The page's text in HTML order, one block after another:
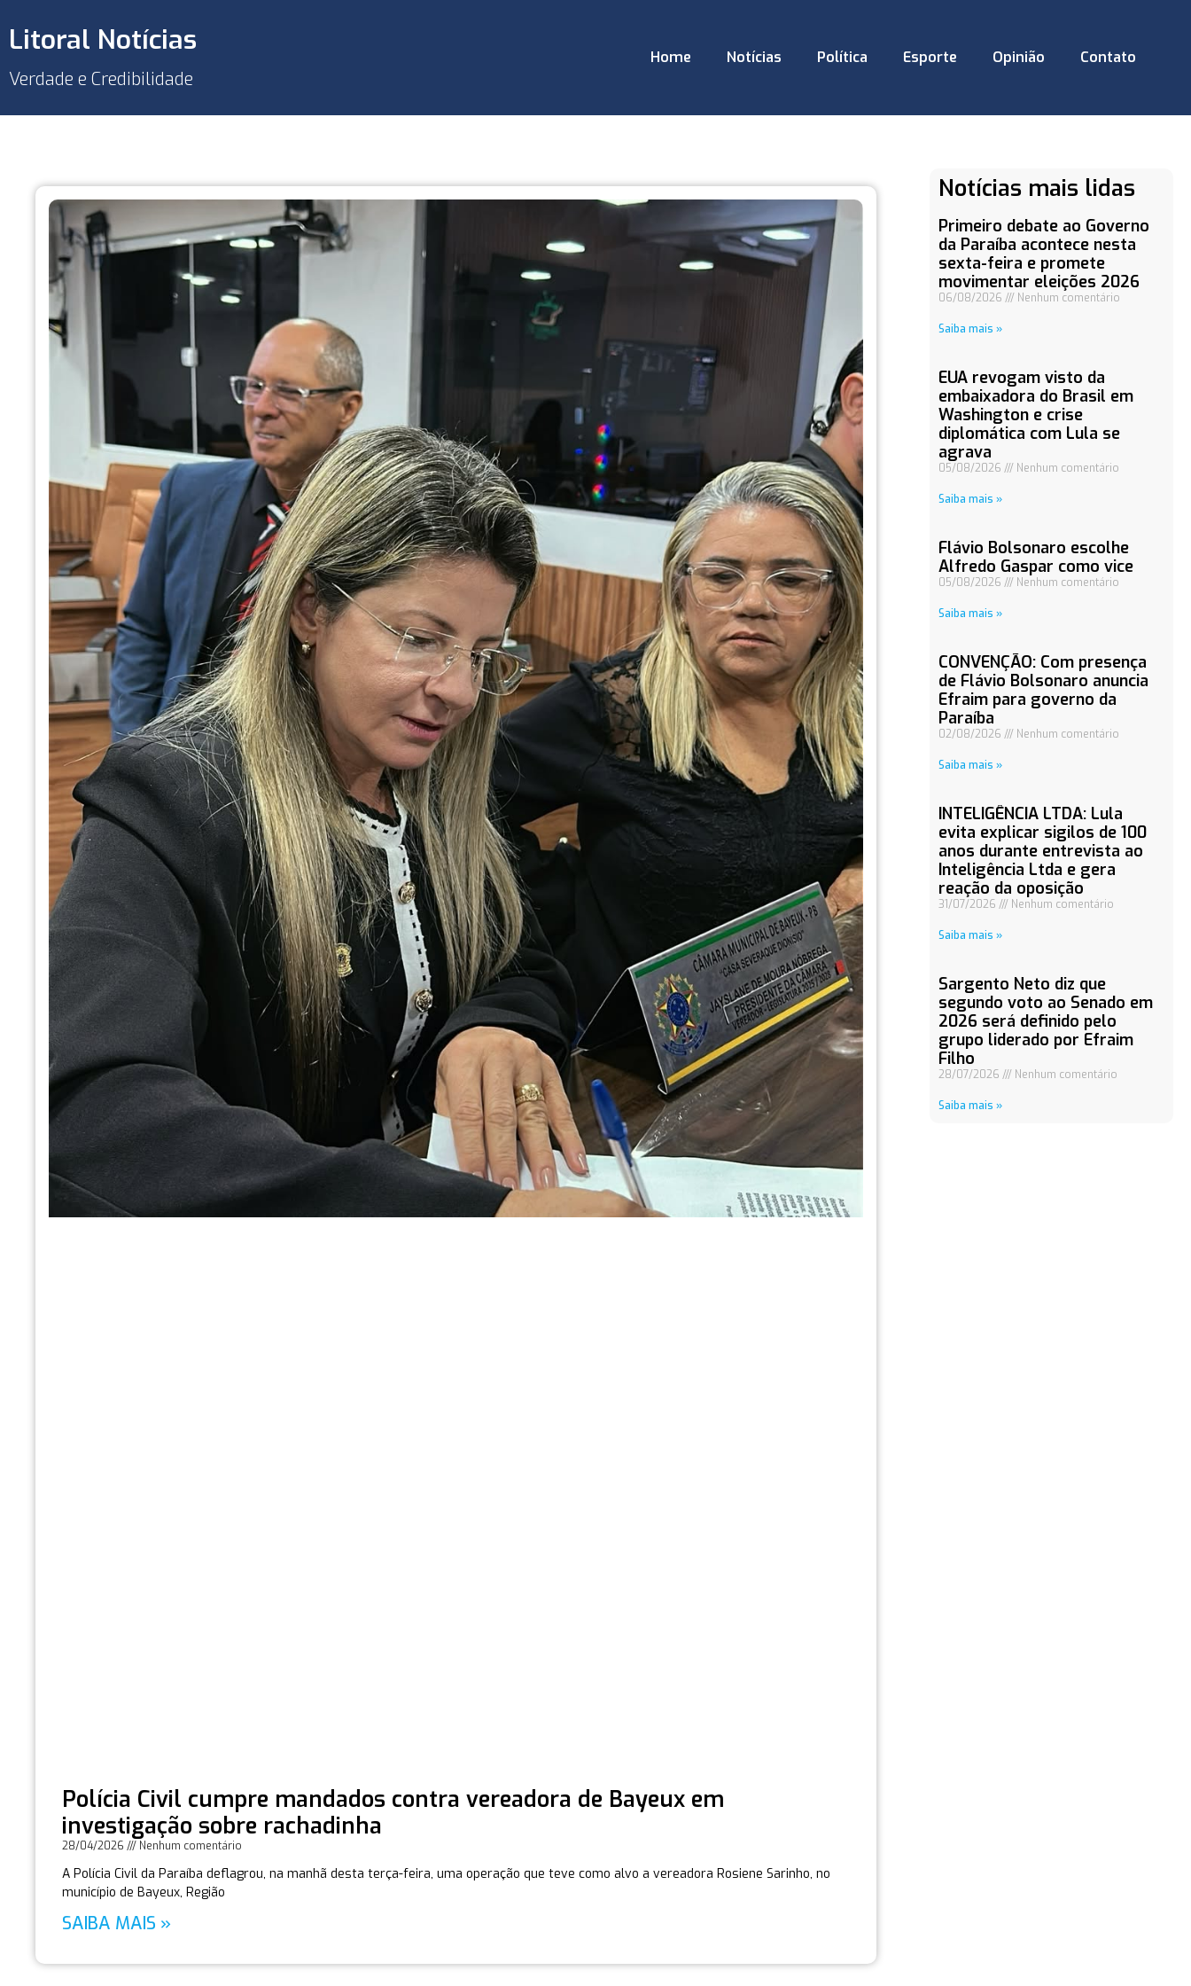
Litoral Notícias
Verdade e Credibilidade
Home Notícias Política Esporte Opinião Contato
Polícia Civil cumpre mandados contra vereadora de Bayeux em
investigação sobre rachadinha
28/04/2026 Nenhum comentário
A Polícia Civil da Paraíba deflagrou, na manhã desta terça-feira, uma operação que teve como alvo a vereadora Rosiene Sarinho, no
município de Bayeux, Região
SAIBA MAIS »
Notícias mais lidas
Primeiro debate ao Governo
da Paraíba acontece nesta
sexta-feira e promete
movimentar eleições 2026
06/08/2026 Nenhum comentário
Saiba mais »
EUA revogam visto da
embaixadora do Brasil em
Washington e crise
diplomática com Lula se
agrava
05/08/2026 Nenhum comentário
Saiba mais »
Flávio Bolsonaro escolhe
Alfredo Gaspar como vice
05/08/2026 Nenhum comentário
Saiba mais »
CONVENÇÃO: Com presença
de Flávio Bolsonaro anuncia
Efraim para governo da
Paraíba
02/08/2026 Nenhum comentário
Saiba mais »
INTELIGÊNCIA LTDA: Lula
evita explicar sigilos de 100
anos durante entrevista ao
Inteligência Ltda e gera
reação da oposição
31/07/2026 Nenhum comentário
Saiba mais »
Sargento Neto diz que
segundo voto ao Senado em
2026 será definido pelo
grupo liderado por Efraim
Filho
28/07/2026 Nenhum comentário
Saiba mais »